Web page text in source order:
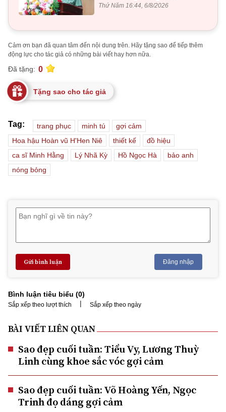
Thứ Năm 16:44, 6/8/2026
Cảm ơn bạn đã quan tâm đến nội dung trên. Hãy tặng sao để tiếp thêm
động lực cho tác giả có những bài viết hay hơn nữa.
Đã tặng: 0
Tặng sao cho tác giả
Tag: trang phục minh tú
gợi cảm
Hoa hậu Hoàn vũ H'Hen Niê
thiết kế
đồ hiệu
ca sĩ Minh Hằng
Lý Nhã Kỳ Hồ Ngọc Hà
bảo anh
nóng bỏng
Gửi bình luận Đăng nhập
Bình luận tiêu biểu (0)
Sắp xếp theo lượt thích | Sắp xếp theo ngày
BÀI VIẾT LIÊN QUAN
Sao đẹp cuối tuần: Tiểu Vy, Lương Thuỳ
Linh cùng khoe sắc vóc gợi cảm
Sao đẹp cuối tuần: Võ Hoàng Yến, Ngọc
Trinh đọ dáng gợi cảm